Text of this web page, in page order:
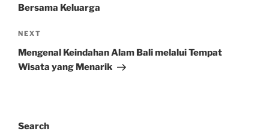
Bersama Keluarga
Next
Post
NEXT
Mengenal Keindahan Alam Bali melalui Tempat
Wisata yang Menarik
Search